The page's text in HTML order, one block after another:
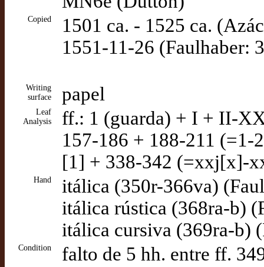
Copied
1501 ca. - 1525 ca.
1551-11-26 (Faulhaber:
Writing
surface
papel
Leaf
Analysis
ff.: 1 (guarda) + I + II-
157-186 + 188-211
[1] + 338-342 (=xxj[x]-
Hand
itálica (350r-366va)
itálica rústica (368ra-b)
itálica cursiva (369ra-b)
Condition falto de 5 hh. entre ff.